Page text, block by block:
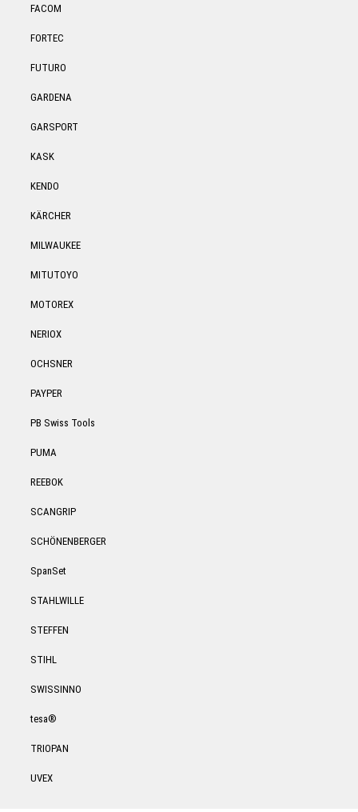
FACOM
FORTEC
FUTURO
GARDENA
GARSPORT
KASK
KENDO
KÄRCHER
MILWAUKEE
MITUTOYO
MOTOREX
NERIOX
OCHSNER
PAYPER
PB Swiss Tools
PUMA
REEBOK
SCANGRIP
SCHÖNENBERGER
SpanSet
STAHLWILLE
STEFFEN
STIHL
SWISSINNO
tesa®
TRIOPAN
UVEX